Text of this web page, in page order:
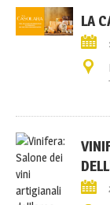
LA